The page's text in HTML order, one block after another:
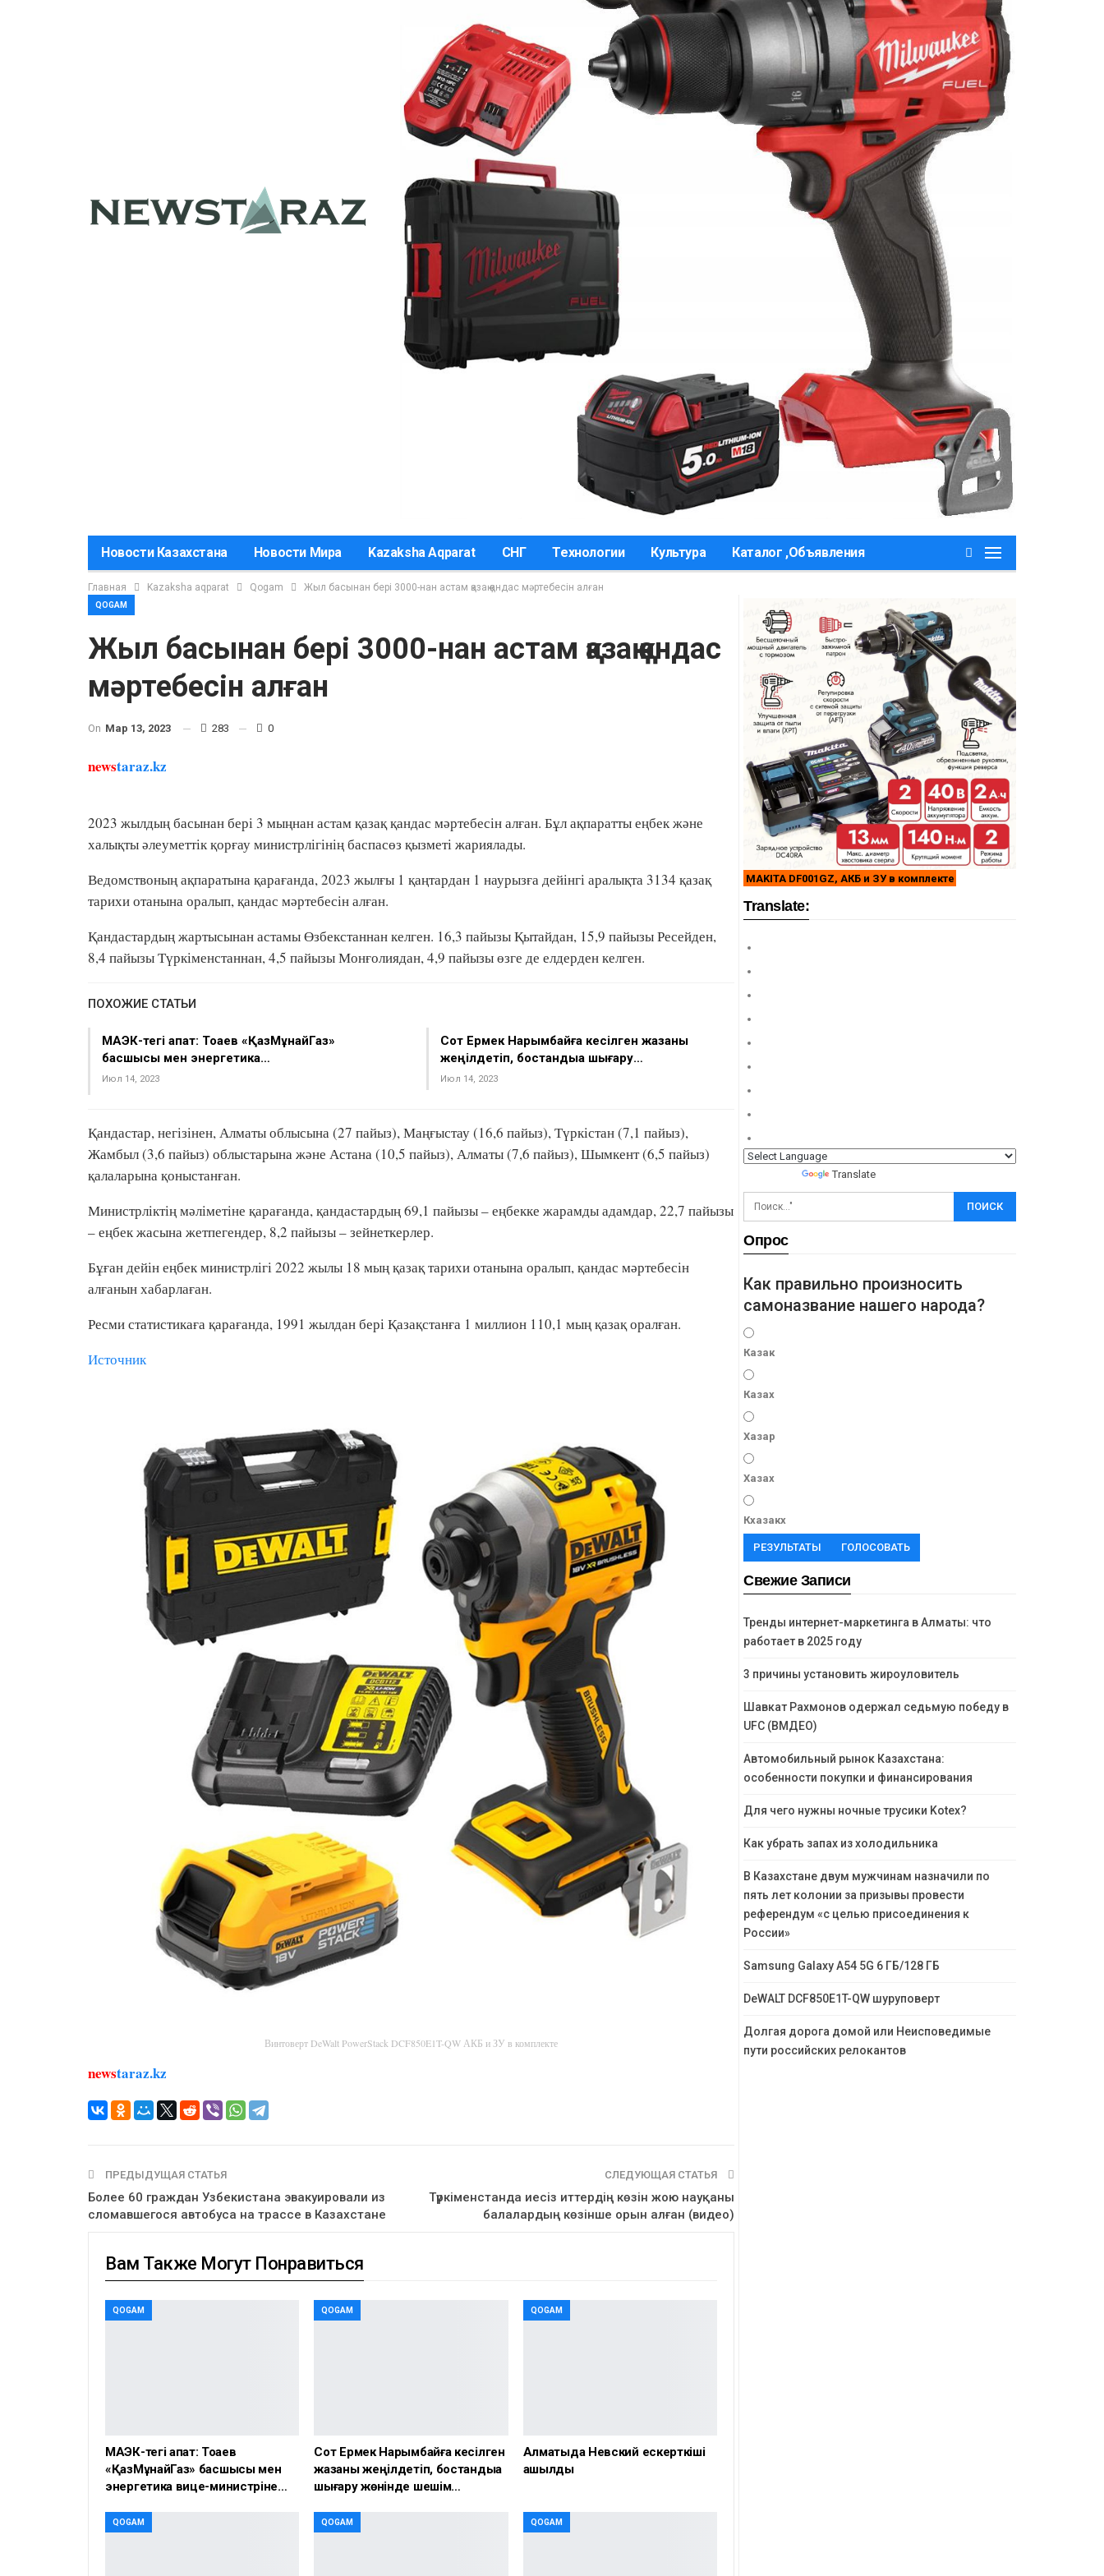
Новости Казахстана Новости Мира Kazaksha Aqparat СНГ Технологии Культура Каталог ,Объявления
Главная Kazaksha aqparat Qogam Жыл басынан бері 3000-нан астам қазақ қандас мәртебесін алған
QOGAM
Жыл басынан бері 3000-нан астам қазақ қандас
мәртебесін алған
On Мар 13, 2023 283 0
newstaraz.kz
2023 жылдың басынан бері 3 мыңнан астам қазақ қандас мәртебесін алған. Бұл ақпаратты еңбек және
халықты әлеуметтік қорғау министрлігінің баспасөз қызметі жариялады.
Ведомствоның ақпаратына қарағанда, 2023 жылғы 1 қаңтардан 1 наурызға дейінгі аралықта 3134 қазақ
тарихи отанына оралып, қандас мәртебесін алған.
Қандастардың жартысынан астамы Өзбекстаннан келген. 16,3 пайызы Қытайдан, 15,9 пайызы Ресейден,
8,4 пайызы Түркіменстаннан, 4,5 пайызы Монғолиядан, 4,9 пайызы өзге де елдерден келген.
ПОХОЖИЕ СТАТЬИ
МАЭК-тегі апат: Тоқаев «ҚазМұнайГаз»
басшысы мен энергетика…
Июл 14, 2023
Сот Ермек Нарымбайға кесілген жазаны
жеңілдетіп, бостандыққа шығару…
Июл 14, 2023
Қандастар, негізінен, Алматы облысына (27 пайыз), Маңғыстау (16,6 пайыз), Түркістан (7,1 пайыз),
Жамбыл (3,6 пайыз) облыстарына және Астана (10,5 пайыз), Алматы (7,6 пайыз), Шымкент (6,5 пайыз)
қалаларына қоныстанған.
Министрліктің мәліметіне қарағанда, қандастардың 69,1 пайызы – еңбекке жарамды адамдар, 22,7 пайызы
– еңбек жасына жетпегендер, 8,2 пайызы – зейнеткерлер.
Бұған дейін еңбек министрлігі 2022 жылы 18 мың қазақ тарихи отанына оралып, қандас мәртебесін
алғанын хабарлаған.
Ресми статистикаға қарағанда, 1991 жылдан бері Қазақстанға 1 миллион 110,1 мың қазақ оралған.
Источник
Винтоверт DeWalt PowerStack DCF850E1T-QW АКБ и ЗУ в комплекте
newstaraz.kz
ПРЕДЫДУЩАЯ СТАТЬЯ
Более 60 граждан Узбекистана эвакуировали из
сломавшегося автобуса на трассе в Казахстане
СЛЕДУЮЩАЯ СТАТЬЯ
Түркіменстанда иесіз иттердің көзін жою науқаны
балалардың көзінше орын алған (видео)
Вам Также Могут Понравиться
QOGAM
МАЭК-тегі апат: Тоқаев
«ҚазМұнайГаз» басшысы мен
энергетика вице-министріне…
QOGAM
Сот Ермек Нарымбайға кесілген
жазаны жеңілдетіп, бостандыққа
шығару жөнінде шешім…
QOGAM
Алматыда Невский ескерткіші
ашылды
QOGAM QOGAM QOGAM
MAKITA DF001GZ, АКБ и ЗУ в комплекте
Translate:
Translate
Опрос
Как правильно произносить
самоназвание нашего народа?
Казак
Казах
Хазар
Хазах
Кхазакх
РЕЗУЛЬТАТЫ ГОЛОСОВАТЬ
Свежие Записи
Тренды интернет-маркетинга в Алматы: что
работает в 2025 году
3 причины установить жироуловитель
Шавкат Рахмонов одержал седьмую победу в
UFC (ВМДЕО)
Автомобильный рынок Казахстана:
особенности покупки и финансирования
Для чего нужны ночные трусики Kotex?
Как убрать запах из холодильника
В Казахстане двум мужчинам назначили по
пять лет колонии за призывы провести
референдум «с целью присоединения к
России»
Samsung Galaxy A54 5G 6 ГБ/128 ГБ
DeWALT DCF850E1T-QW шуруповерт
Долгая дорога домой или Неисповедимые
пути российских релокантов